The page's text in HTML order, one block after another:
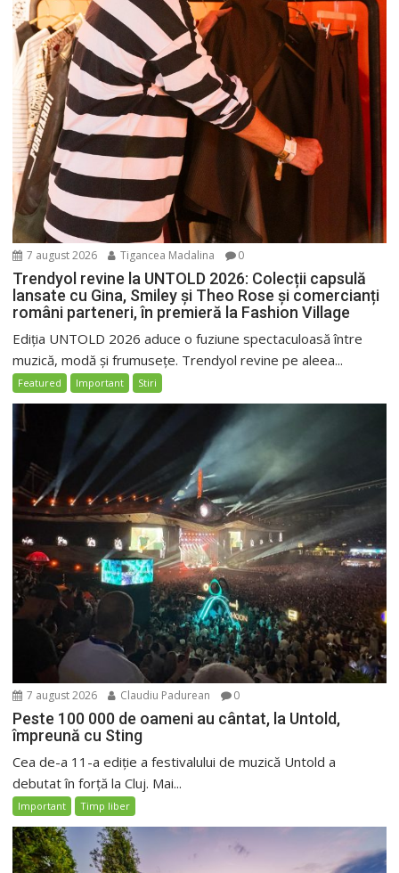
7 august 2026 Tigancea Madalina 0
Trendyol revine la UNTOLD 2026: Colecții capsulă
lansate cu Gina, Smiley și Theo Rose și comercianți
români parteneri, în premieră la Fashion Village
Ediția UNTOLD 2026 aduce o fuziune spectaculoasă între
muzică, modă și frumusețe. Trendyol revine pe aleea...
Featured Important Stiri
7 august 2026 Claudiu Padurean 0
Peste 100 000 de oameni au cântat, la Untold,
împreună cu Sting
Cea de-a 11-a ediție a festivalului de muzică Untold a
debutat în forță la Cluj. Mai...
Important Timp liber